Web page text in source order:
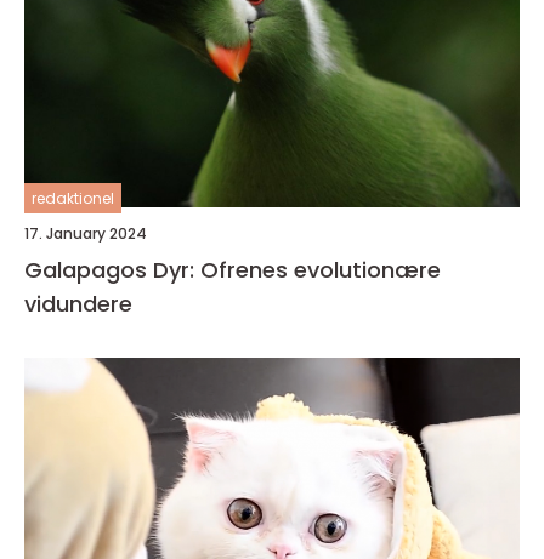
redaktionel
17. January 2024
Galapagos Dyr: Ofrenes evolutionære
vidundere